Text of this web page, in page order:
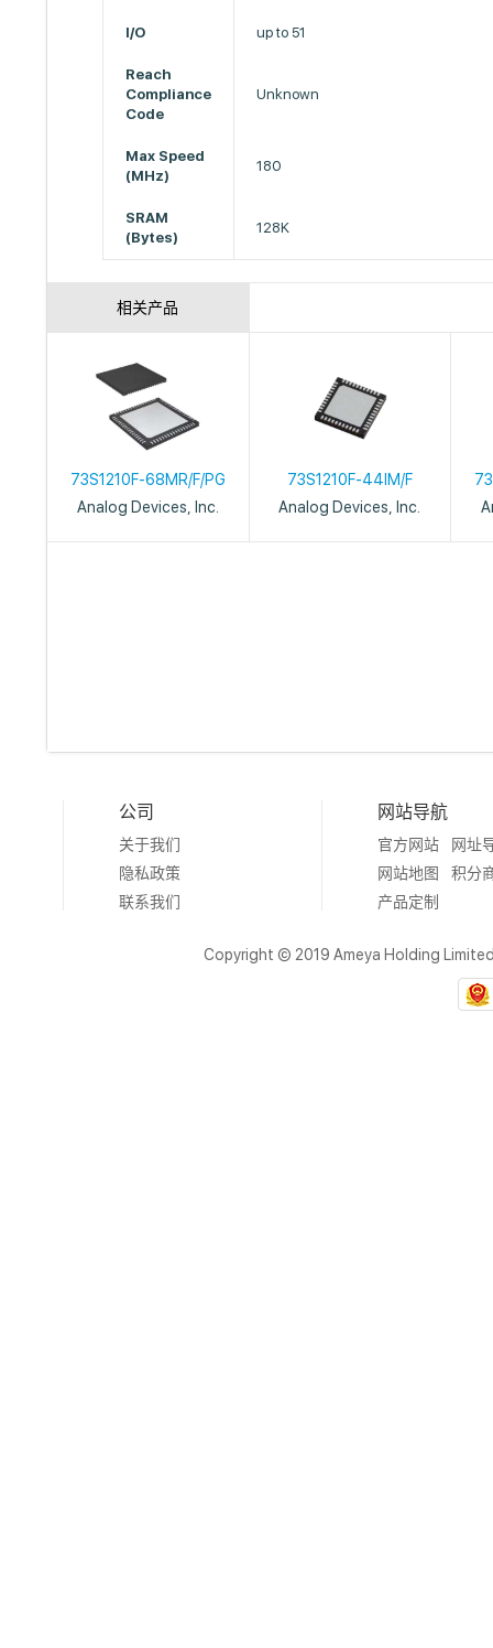
I/O up to 51
Reach
Compliance
Code
Unknown
Max Speed
(MHz)
180
SRAM
(Bytes)
128K
相关产品
73S1210F-68MR/F/PG
Analog Devices, Inc.
73S1210F-44IM/F
Analog Devices, Inc.
公司
关于我们
隐私政策
联系我们
网站导航
官方网站
网址
网站地图
积分
产品定制
Copyright © 2019 Ameya Holding